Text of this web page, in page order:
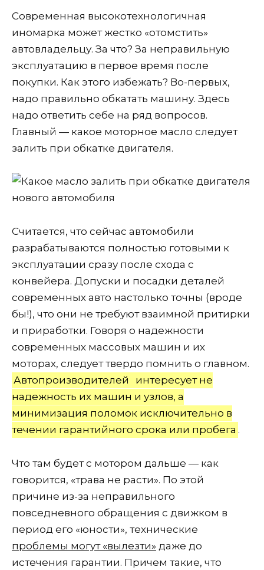
Современная высокотехнологичная
иномарка может жестко «отомстить»
автовладельцу. За что? За неправильную
эксплуатацию в первое время после
покупки. Как этого избежать? Во-первых,
надо правильно обкатать машину. Здесь
надо ответить себе на ряд вопросов.
Главный — какое моторное масло следует
залить при обкатке двигателя.
Считается, что сейчас автомобили
разрабатываются полностью готовыми к
эксплуатации сразу после схода с
конвейера. Допуски и посадки деталей
современных авто настолько точны (вроде
бы!), что они не требуют взаимной притирки
и приработки. Говоря о надежности
современных массовых машин и их
моторах, следует твердо помнить о главном.
Автопроизводителей
интересует не
надежность их машин и узлов, а
минимизация поломок исключительно в
течении гарантийного срока или пробега .
Что там будет с мотором дальше — как
говорится, «трава не расти». По этой
причине из-за неправильного
повседневного обращения с движком в
период его «юности», технические
проблемы могут «вылезти» даже до
истечения гарантии. Причем такие, что